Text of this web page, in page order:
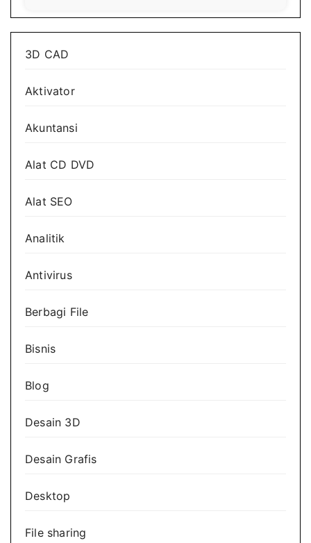
3D CAD
Aktivator
Akuntansi
Alat CD DVD
Alat SEO
Analitik
Antivirus
Berbagi File
Bisnis
Blog
Desain 3D
Desain Grafis
Desktop
File sharing